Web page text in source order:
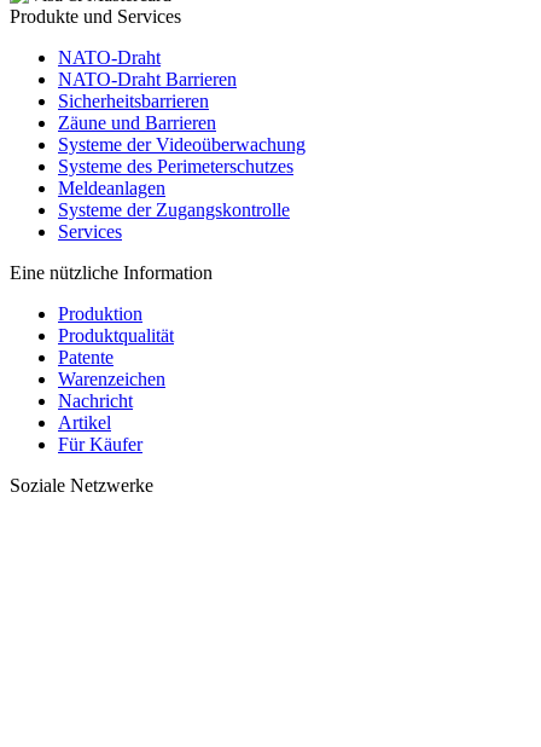
Produkte und Services
NATO-Draht
NATO-Draht Barrieren
Sicherheitsbarrieren
Zäune und Barrieren
Systeme der Videoüberwachung
Systeme des Perimeterschutzes
Meldeanlagen
Systeme der Zugangskontrolle
Services
Eine nützliche Information
Produktion
Produktqualität
Patente
Warenzeichen
Nachricht
Artikel
Für Käufer
Soziale Netzwerke